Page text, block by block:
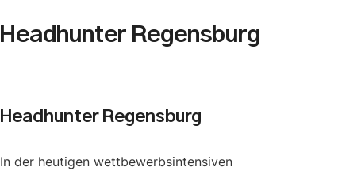
Headhunter Regensburg
Headhunter Regensburg
In der heutigen wettbewerbsintensiven